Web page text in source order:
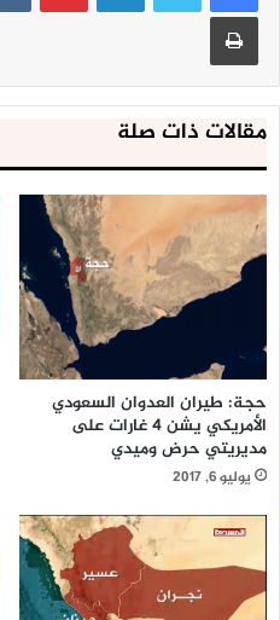
طباعة
مقالات ذات صلة
حجة: طيران العدوان السعودي
الأمريكي يشن 4 غارات على
مديريتي حرض وميدي
يوليو 6, 2017